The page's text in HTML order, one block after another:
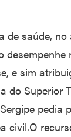
de saúde,
desempenhe
e sim
do Superior
pedia
civil.O